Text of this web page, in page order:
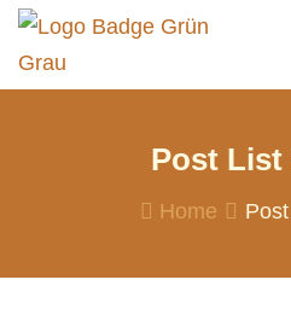
Post List
Home